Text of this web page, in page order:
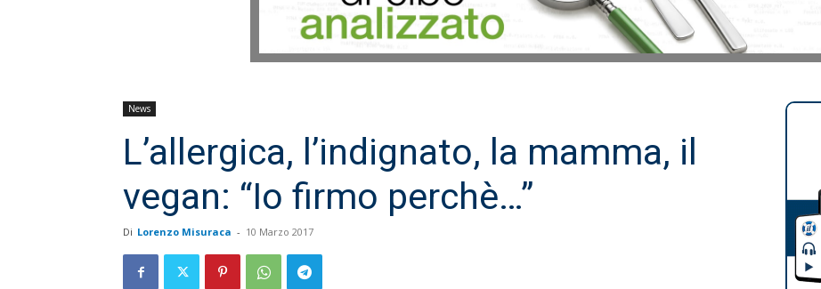
News
L’allergica, l’indignato, la mamma, il
vegan: “Io firmo perchè…”
Di Lorenzo Misuraca - 10 Marzo 2017